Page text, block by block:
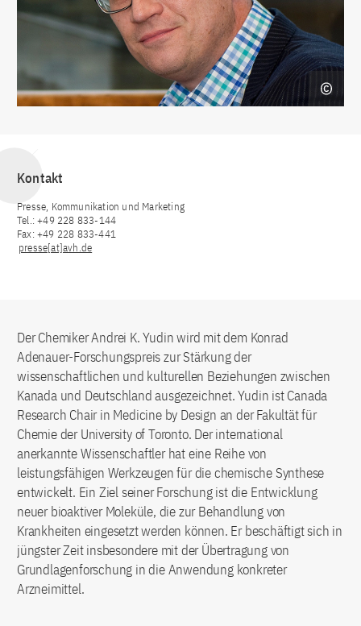
Kontakt
Presse, Kommunikation und Marketing
Tel.: +49 228 833-144
Fax: +49 228 833-441
presse[at]avh.de
Der Chemiker Andrei K. Yudin wird mit dem Konrad
Adenauer-Forschungspreis zur Stärkung der
wissenschaftlichen und kulturellen Beziehungen zwischen
Kanada und Deutschland ausgezeichnet. Yudin ist Canada
Research Chair in Medicine by Design an der Fakultät für
Chemie der University of Toronto. Der international
anerkannte Wissenschaftler hat eine Reihe von
leistungsfähigen Werkzeugen für die chemische Synthese
entwickelt. Ein Ziel seiner Forschung ist die Entwicklung
neuer bioaktiver Moleküle, die zur Behandlung von
Krankheiten eingesetzt werden können. Er beschäftigt sich in
jüngster Zeit insbesondere mit der Übertragung von
Grundlagenforschung in die Anwendung konkreter
Arzneimittel.